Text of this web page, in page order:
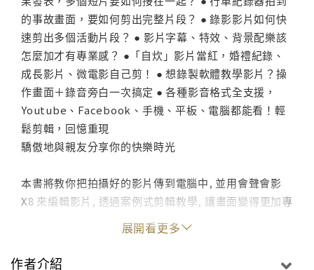
的事故畫面，要如何剪出完整片段？ ● 錄影影片如何快
速剪出多個活動片段？ ● 影片字幕、特效、背景配樂該
怎麼加才有專業感？ ●「自炊」影片當紅，婚禮紀錄、
成長影片、微電影自己剪！ ● 想錄製軟體教學影片？操
作畫面＋錄音旁白一次搞定 ● 各種影音格式全支援，
Youtube、Facebook、手機、平板、電腦都能看！輕
鬆剪輯，回憶重現
驕傲地與親友分享你的快樂時光
本書將教你把拍攝好的影片傳到電腦中, 並用會聲會影
X8 來編輯影片, 透過案例式剪輯教學, 讓畫面變得更加專
完成剪輯後, 還能上傳到 Facebook、YouTube 或放到
iPad 平板、Phone、Android 手機中, 方便與親友分
展開看更多
作者介紹